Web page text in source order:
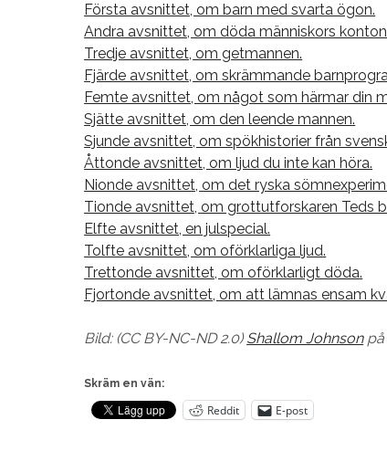
Första avsnittet, om barn med svarta ögon.
Andra avsnittet, om döda människors
Tredje avsnittet, om getmannen.
Fjärde avsnittet, om skrämmande
Femte avsnittet, om något som härmar din
Sjätte avsnittet, om den leende mannen.
Sjunde avsnittet, om spökhistorier från
Åttonde avsnittet, om ljud du inte kan höra.
Nionde avsnittet, om det ryska
Tionde avsnittet, om grottutforskaren Teds
Elfte avsnittet, en julspecial.
Tolfte avsnittet, om oförklarliga ljud.
Trettonde avsnittet, om oförklarligt döda.
Fjortonde avsnittet, om att lämnas ensam
Bild: (CC BY-NC-ND 2.0)Shallom Johnsonpå
Skräm en vän:
Reddit E-post